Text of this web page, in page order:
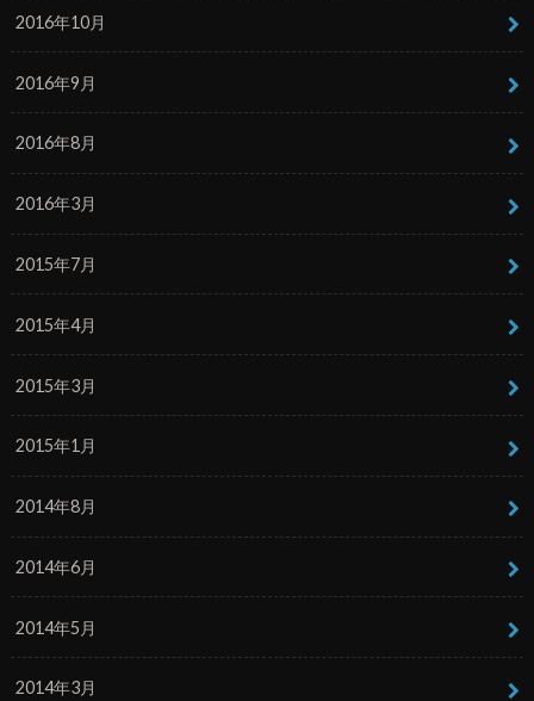
2016年10月
2016年9月
2016年8月
2016年3月
2015年7月
2015年4月
2015年3月
2015年1月
2014年8月
2014年6月
2014年5月
2014年3月